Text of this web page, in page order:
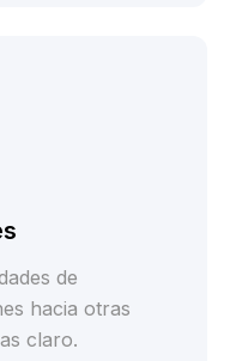
de
hacia otras
claro.